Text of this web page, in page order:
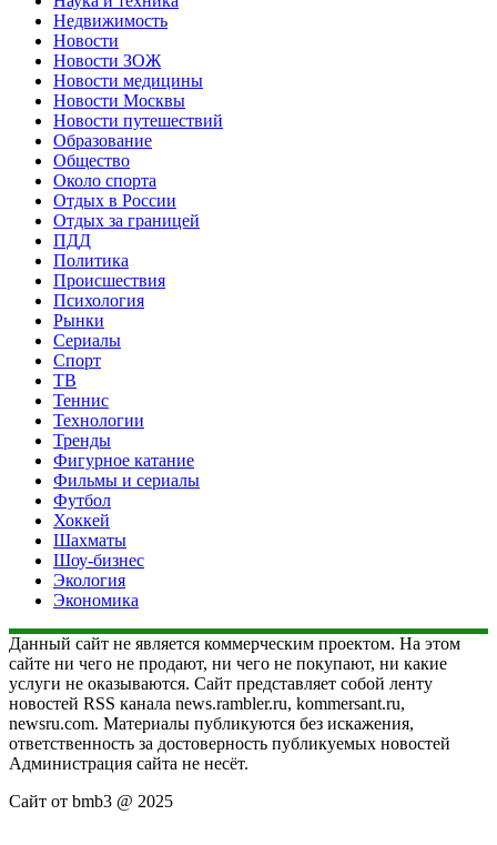
Недвижимость
Новости
Новости ЗОЖ
Новости медицины
Новости Москвы
Новости путешествий
Образование
Общество
Около спорта
Отдых в России
Отдых за границей
ПДД
Политика
Происшествия
Психология
Рынки
Сериалы
Спорт
ТВ
Теннис
Технологии
Тренды
Фигурное катание
Фильмы и сериалы
Футбол
Хоккей
Шахматы
Шоу-бизнес
Экология
Экономика
Данный сайт не является коммерческим проектом. На этом
сайте ни чего не продают, ни чего не покупают, ни какие
услуги не оказываются. Сайт представляет собой ленту
новостей RSS канала news.rambler.ru, kommersant.ru,
newsru.com. Материалы публикуются без искажения,
ответственность за достоверность публикуемых новостей
Администрация сайта не несёт.
Сайт от bmb3 @ 2025